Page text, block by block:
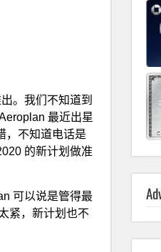
。我们不知道到
最近出星
，不知道电话是
的新计划做准
可以说是管得最
紧，新计划也不